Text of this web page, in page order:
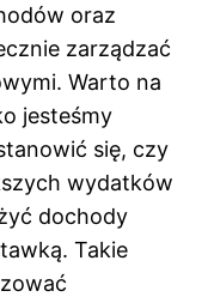
oraz
zarządzać
Warto na
jesteśmy
się, czy
wydatków
dochody
Takie